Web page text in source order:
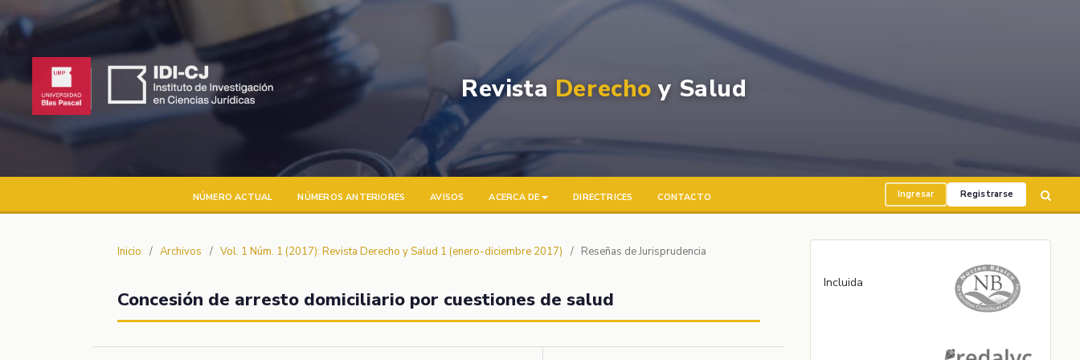
Revista Derecho y Salud
NÚMERO ACTUAL NÚMEROS ANTERIORES AVISOS ACERCA DE DIRECTRICES CONTACTO Ingresar Registrarse
Inicio / Archivos / Vol. 1 Núm. 1 (2017): Revista Derecho y Salud 1 (enero-diciembre 2017) / Reseñas de Jurisprudencia
Concesión de arresto domiciliario por cuestiones de salud
Incluida